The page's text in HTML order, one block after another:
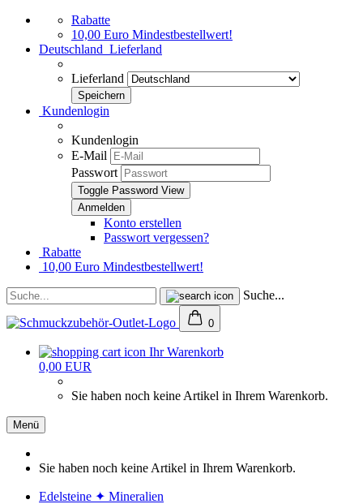
Rabatte
10,00 Euro Mindestbestellwert!
Deutschland Lieferland
Lieferland
Kundenlogin
Kundenlogin
E-Mail
Passwort
Toggle Password View
Konto erstellen
Passwort vergessen?
Rabatte
10,00 Euro Mindestbestellwert!
Suche...
0
Ihr Warenkorb
0,00 EUR
Sie haben noch keine Artikel in Ihrem Warenkorb.
Menü
Sie haben noch keine Artikel in Ihrem Warenkorb.
Edelsteine ✦ Mineralien